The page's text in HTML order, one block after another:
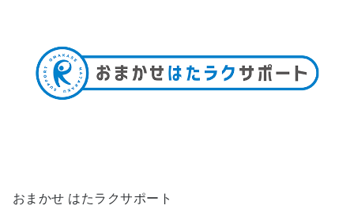
おまかせ はたラクサポート